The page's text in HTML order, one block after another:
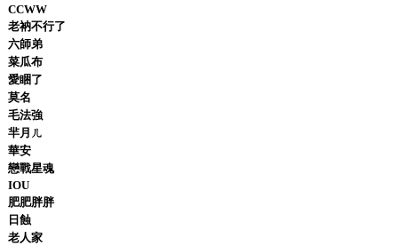
CCWW
老衲不行了
六師弟
菜瓜布
愛睏了
莫名
毛法強
羋月ㄦ
華安
戀戰星魂
IOU
肥肥胖胖
日蝕
老人家